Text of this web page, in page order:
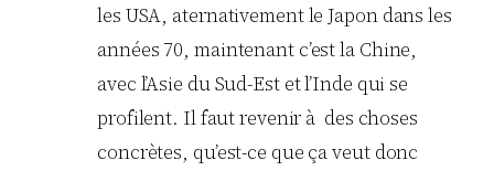
les USA, aternativement le Japon dans les
années 70, maintenant c’est la Chine,
avec l’Asie du Sud-Est et l’Inde qui se
profilent. Il faut revenir à des choses
concrètes, qu’est-ce que ça veut donc